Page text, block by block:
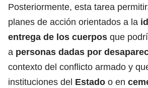
Posteriormente, esta tarea
planes de acción orientados a la
entrega de los cuerpos que
a personas dadas por
contexto del conflicto armado y
instituciones del Estado o en